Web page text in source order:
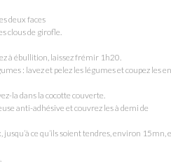
deux faces
clous de girofle.
à ébullition, laissez frémir 1h20.
: lavez et pelez les légumes et coupez les en
la dans la cocotte couverte.
anti-adhésive et couvrez les à demi de
ce qu’ils soient tendres, environ 15mn,